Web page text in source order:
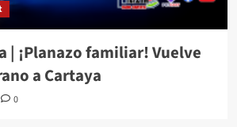
| ¡Planazo familiar! Vuelve
a Cartaya
0